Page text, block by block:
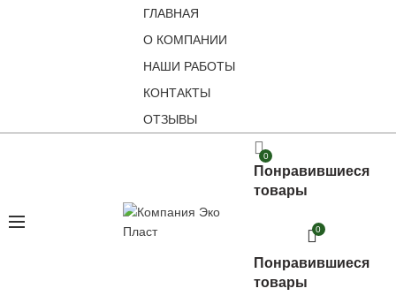
ГЛАВНАЯ
О КОМПАНИИ
НАШИ РАБОТЫ
КОНТАКТЫ
ОТЗЫВЫ
0
Понравившиеся
товары
0
Понравившиеся
товары